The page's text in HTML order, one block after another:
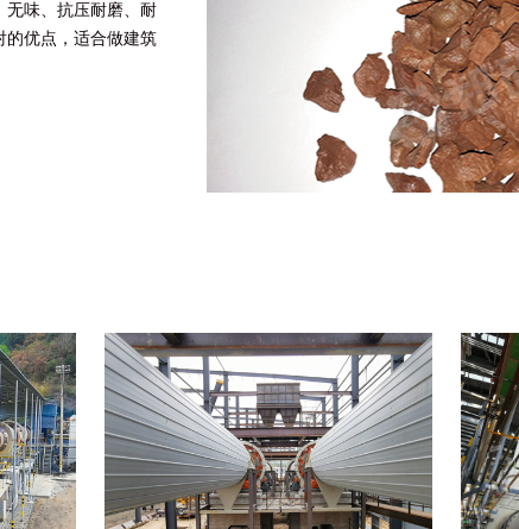
无味、抗压耐磨、耐
的优点，适合做建筑